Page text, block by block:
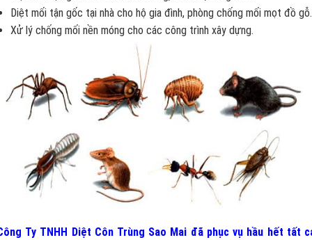
Diệt mối tận gốc tại nhà cho hộ gia đình, phòng chống mối mọt đồ gỗ.
Xử lý chống mối nền móng cho các công trình xây dựng.
Ty TNHH Diệt Côn Trùng Sao Mai đã phục vụ hầu hết tất